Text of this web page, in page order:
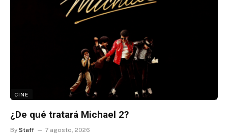
CINE
¿De qué tratará Michael 2?
By Staff 7 agosto, 2026